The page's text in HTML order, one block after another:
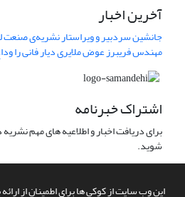
این وب سایت از کوکی ها برای اطمینان از
آخرین اخبار
جانشین سردبیر و ویراستار نشریه‌ی صنعت
مهندس فریبرز عوض ملایری دیار فانی را
اشتراک خبرنامه
برای دریافت اخبار و اطلاعیه های مهم
شوید.